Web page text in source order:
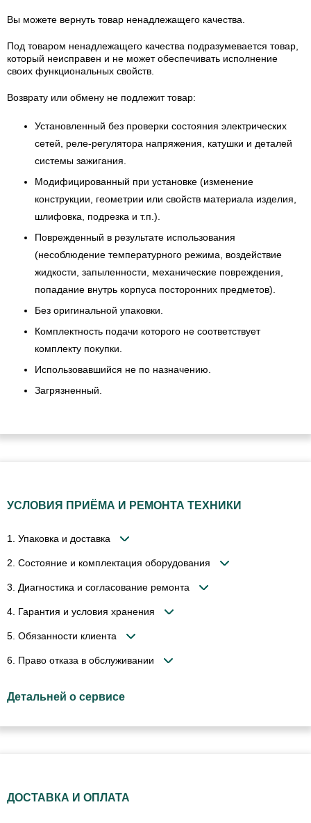
Вы можете вернуть товар ненадлежащего качества.
Под товаром ненадлежащего качества подразумевается товар,
который неисправен и не может обеспечивать исполнение
своих функциональных свойств.
Возврату или обмену не подлежит товар:
Установленный без проверки состояния электрических
сетей, реле-регулятора напряжения, катушки и деталей
системы зажигания.
Модифицированный при установке (изменение
конструкции, геометрии или свойств материала изделия,
шлифовка, подрезка и т.п.).
Поврежденный в результате использования
(несоблюдение температурного режима, воздействие
жидкости, запыленности, механические повреждения,
попадание внутрь корпуса посторонних предметов).
Без оригинальной упаковки.
Комплектность подачи которого не соответствует
комплекту покупки.
Использовавшийся не по назначению.
Загрязненный.
УСЛОВИЯ ПРИЁМА И РЕМОНТА ТЕХНИКИ
1. Упаковка и доставка
2. Состояние и комплектация оборудования
3. Диагностика и согласование ремонта
4. Гарантия и условия хранения
5. Обязанности клиента
6. Право отказа в обслуживании
Детальней о сервисе
ДОСТАВКА И ОПЛАТА